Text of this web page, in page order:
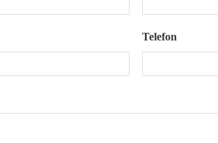
Telefon